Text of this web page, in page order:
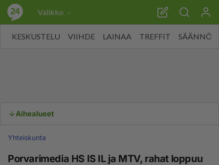
Valikko
KESKUSTELU VIIHDE LAINAA TREFFIT SÄÄNNÖT
Aihealueet
Yhteiskunta
Porvarimedia HS IS IL ja MTV, rahat loppuu